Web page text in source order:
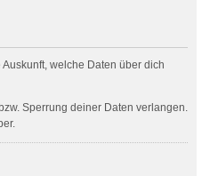
welche Daten über dich
Sperrung deiner Daten verlangen.